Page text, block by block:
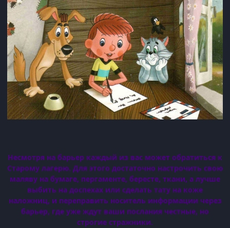
Несмотря на барьер каждый из вас может обратиться к
Старому лагерю. Для этого достаточно настрочить свою
маляву на бумаге, пергаменте, бересте, ткани, а лучше
выбить на доспехах или сделать тату на коже
наложниц, и переправить носитель информации через
барьер, где уже ждут ваши послания честные, но
строгие стражники.